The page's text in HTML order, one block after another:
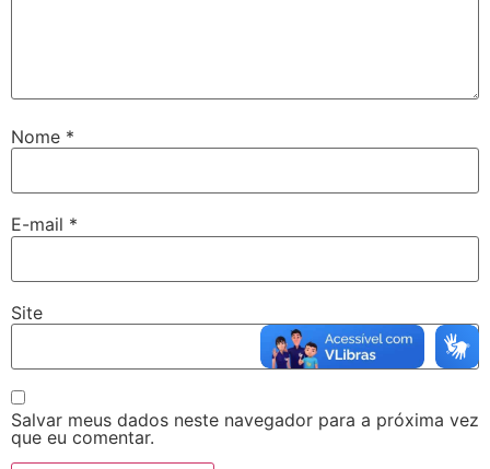
Nome *
E-mail *
Site
Salvar meus dados neste navegador para a próxima vez
que eu comentar.